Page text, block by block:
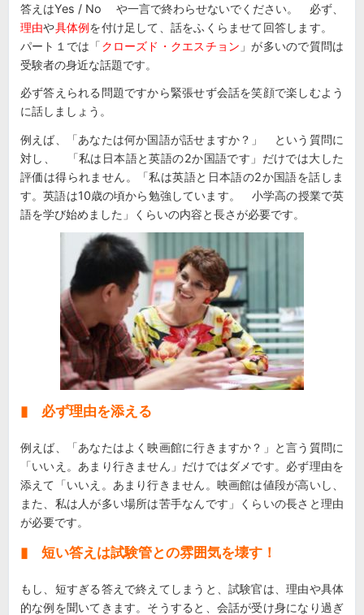
答えはYes / No や一言で終わらせないでください。 必ず、
理由や具体例を付け足して、話をふくらませて回答します。
パート１では「クローズド・クエスチョン 」が多いので質問は
受験者の身近な話題です。
必ず答えられる問題ですから緊張せず会話を笑顔で楽しむよう
に話しましょう。
例えば、「あなたは何か国語が話せますか？」 という質問に
対し、 「私は日本語と英語の2か国語です」だけでは大した
評価は得られません。「私は英語と日本語の2か国語を話しま
す。英語は10歳の頃から勉強しています。 小学高の授業で英
語を学び始めました」くらいの内容と長さが必要です。
▮ 必ず理由を添える
例えば、「あなたはよく映画館に行きますか？」と言う質問に
「いいえ。あまり行きません」だけではダメです。必ず理由を
添えて「いいえ。あまり行きません。映画館は値段が高いし、
また、私は人が多い場所は苦手なんです」くらいの長さと理由
が必要です。
▮ 短い答えは試験管との雰囲気を壊す！
もし、短すぎる答えで終えてしまうと、試験官は、理由や具体
的な例を聞いてきます。そうすると、会話が受け身になり過ぎ